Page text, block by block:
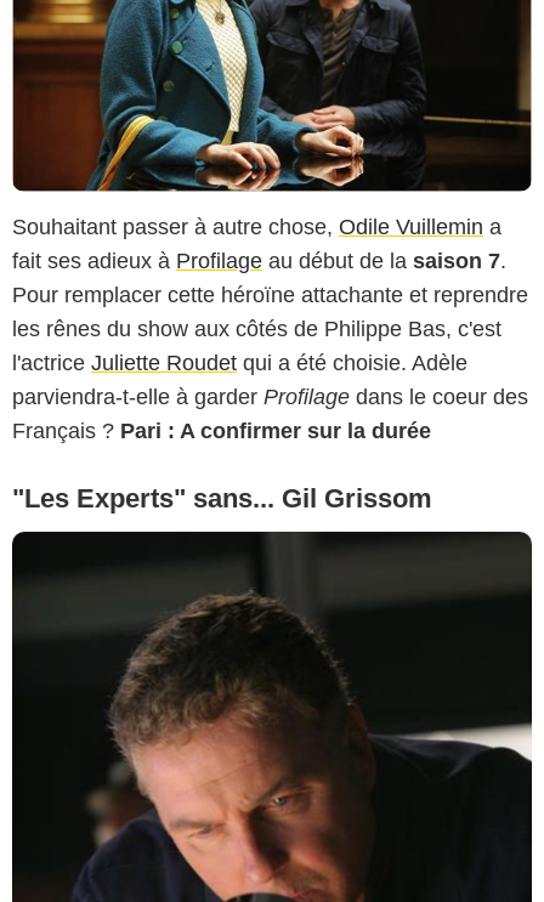
Souhaitant passer à autre chose, Odile Vuillemin a
fait ses adieux à Profilage au début de la saison 7.
Pour remplacer cette héroïne attachante et reprendre
les rênes du show aux côtés de Philippe Bas, c'est
l'actrice Juliette Roudet qui a été choisie. Adèle
parviendra-t-elle à garder Profilage dans le coeur des
Français ? Pari : A confirmer sur la durée
"Les Experts" sans... Gil Grissom